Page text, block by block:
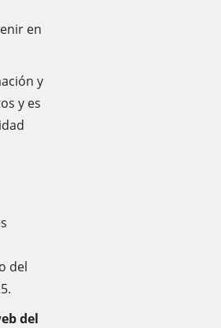
en
y
y es
del
del